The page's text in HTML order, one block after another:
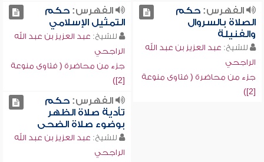
الفهرس:حكم
الصلاة بالسروال
والفنيلة
للشيخ: عبد العزيز بن عبد الله
الراجحي
جزء من محاضرة ( فتاوى منوعة
[2])
الفهرس:حكم
التمثيل الإسلامي
للشيخ: عبد العزيز بن عبد الله
الراجحي
جزء من محاضرة ( فتاوى منوعة
[2])
الفهرس:حكم
تأدية صلاة الظهر
بوضوء صلاة الضحى
للشيخ: عبد العزيز بن عبد الله
الراجحي